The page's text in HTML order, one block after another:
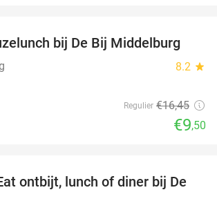
42%
bij De Bij Middelburg
8.2 star
Regulier €16,45
€9,50
34%
ontbijt, lunch of diner bij De